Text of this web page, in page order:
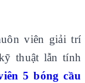
viên giải trí
thuật lẫn tính
5 bóng cầu